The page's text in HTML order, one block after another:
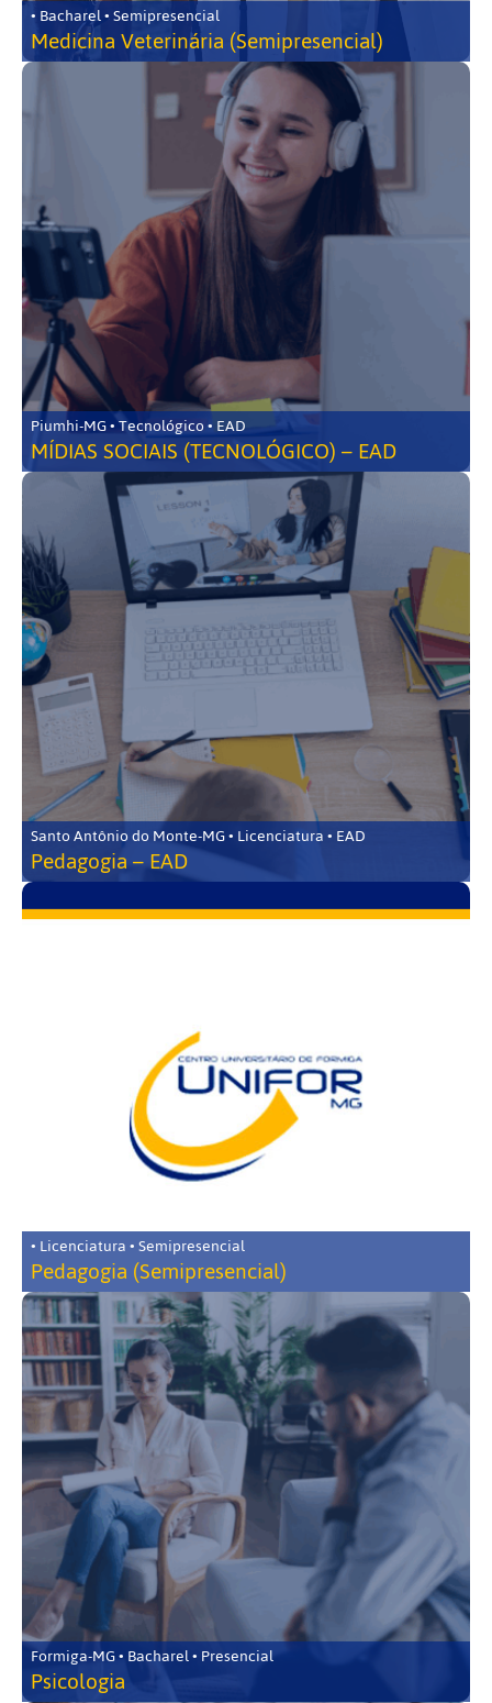
• Bacharel • Semipresencial
Medicina Veterinária (Semipresencial)
Piumhi-MG • Tecnológico • EAD
MÍDIAS SOCIAIS (TECNOLÓGICO) – EAD
Santo Antônio do Monte-MG • Licenciatura • EAD
Pedagogia – EAD
• Licenciatura • Semipresencial
Pedagogia (Semipresencial)
Formiga-MG • Bacharel • Presencial
Psicologia